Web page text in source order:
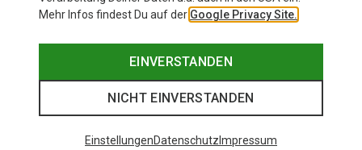
Mehr Infos findest Du auf der Google Privacy Site.
EINVERSTANDEN
NICHT EINVERSTANDEN
EinstellungenDatenschutz Impressum